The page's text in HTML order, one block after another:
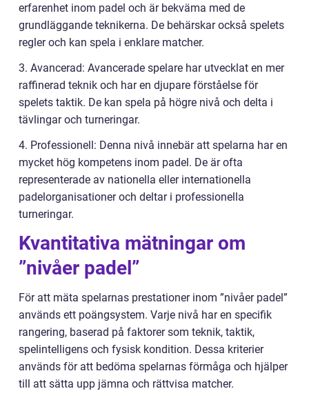
erfarenhet inom padel och är bekväma med de
grundläggande teknikerna. De behärskar också spelets
regler och kan spela i enklare matcher.
3. Avancerad: Avancerade spelare har utvecklat en mer
raffinerad teknik och har en djupare förståelse för
spelets taktik. De kan spela på högre nivå och delta i
tävlingar och turneringar.
4. Professionell: Denna nivå innebär att spelarna har en
mycket hög kompetens inom padel. De är ofta
representerade av nationella eller internationella
padelorganisationer och deltar i professionella
turneringar.
Kvantitativa mätningar om
”nivåer padel”
För att mäta spelarnas prestationer inom ”nivåer padel”
används ett poängsystem. Varje nivå har en specifik
rangering, baserad på faktorer som teknik, taktik,
spelintelligens och fysisk kondition. Dessa kriterier
används för att bedöma spelarnas förmåga och hjälper
till att sätta upp jämna och rättvisa matcher.